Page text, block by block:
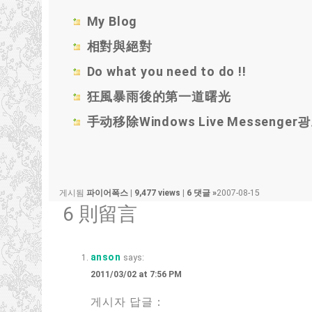
My Blog
相對與絕對
Do what you need to do !!
狂風暴雨後的第一道曙光
手动移除Windows Live Messenger
게시됨 파이어폭스 9,477 views 6 댓글 »2007-08-15
6 則留言
anson says:
2011/03/02 at 7:56 PM
게시자 답글：